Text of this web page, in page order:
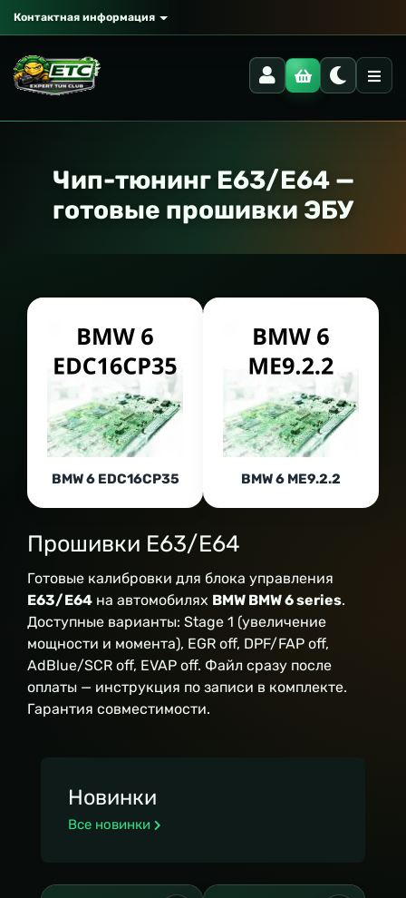
Контактная информация
Чип-тюнинг E63/E64 —
готовые прошивки ЭБУ
BMW 6 EDC16CP35 BMW 6 ME9.2.2
Прошивки E63/E64
Готовые калибровки для блока управления
E63/E64 на автомобилях BMW BMW 6 series.
Доступные варианты: Stage 1 (увеличение
мощности и момента), EGR off, DPF/FAP off,
AdBlue/SCR off, EVAP off. Файл сразу после
оплаты — инструкция по записи в комплекте.
Гарантия совместимости.
Новинки
Все новинки